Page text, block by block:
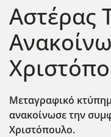
Αστέρας
Μεταγραφικό
ανακοίνωσε την
Χριστόπουλο.